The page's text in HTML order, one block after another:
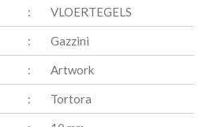
: VLOERTEGELS
: Gazzini
: Artwork
: Tortora